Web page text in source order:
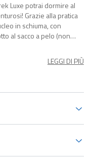
Luxe potrai dormire al
Grazie alla pratica
in schiuma, con
al sacco a pelo (non
resistente alleLEGGI DI PIÙ